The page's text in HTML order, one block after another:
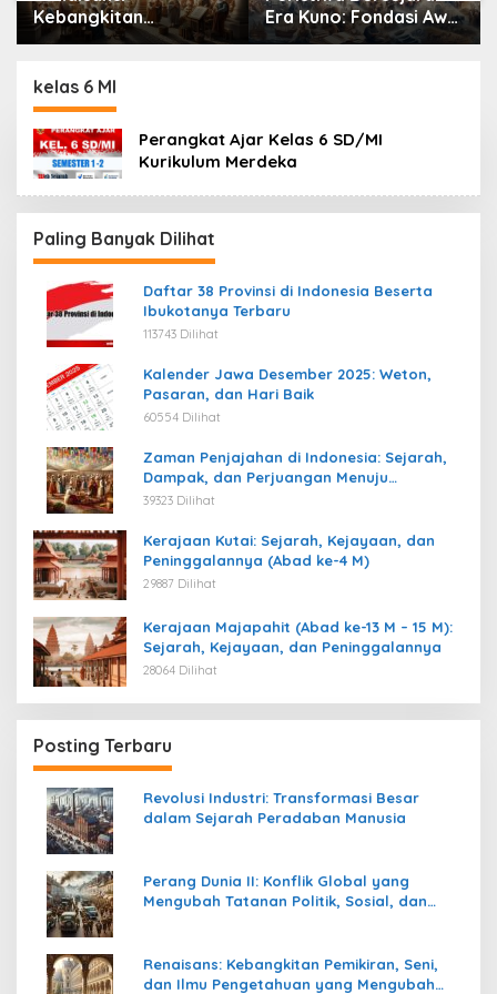
Kebangkitan
Pemikiran, Seni, dan
yang Mengubah
Peradaban Dunia
Era Kuno: Fondasi Awal
Peradaban Manusia
kelas 6 MI
Perangkat Ajar Kelas 6 SD/MI
Kurikulum Merdeka
Paling Banyak Dilihat
Daftar 38 Provinsi di Indonesia Beserta
Ibukotanya Terbaru
113743 Dilihat
Kalender Jawa Desember 2025: Weton,
Pasaran, dan Hari Baik
60554 Dilihat
Zaman Penjajahan di Indonesia: Sejarah,
Dampak, dan Perjuangan Menuju
Kemerdekaan
39323 Dilihat
Kerajaan Kutai: Sejarah, Kejayaan, dan
Peninggalannya (Abad ke-4 M)
29887 Dilihat
Kerajaan Majapahit (Abad ke-13 M – 15 M):
Sejarah, Kejayaan, dan Peninggalannya
28064 Dilihat
Posting Terbaru
Revolusi Industri: Transformasi Besar
dalam Sejarah Peradaban Manusia
Perang Dunia II: Konflik Global yang
Mengubah Tatanan Politik, Sosial, dan
Renaisans: Kebangkitan Pemikiran, Seni,
dan Ilmu Pengetahuan yang Mengubah